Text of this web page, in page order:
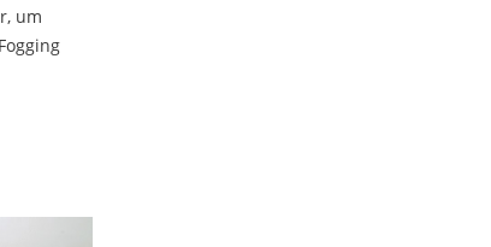
um